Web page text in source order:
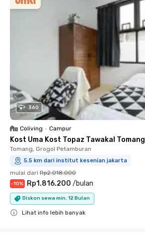
360
Coliving • Campur
Kost Uma Kost Topaz Tawakal Tomang
Tomang, Grogol Petamburan
5.5 km dari institut kesenian jakarta
mulai dari Rp2.018.000
-10% Rp1.816.200 /bulan
Diskon sewa min. 12 Bulan
Lihat info lebih banyak